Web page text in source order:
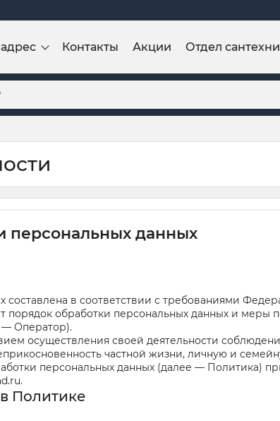
Контакты Акции Отдел
персональных данных
в соответствии с требованиями
обработки персональных данных и меры
— Оператор).
осуществления своей деятельности
частной жизни, личную и
персональных данных (далее — Политика)
.
Политике